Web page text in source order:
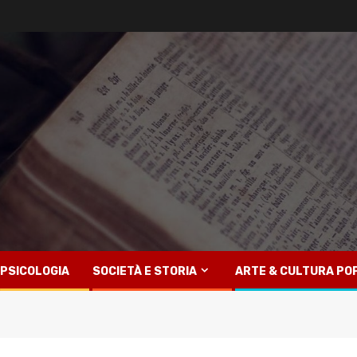
PSICOLOGIA SOCIETÀ E STORIA ARTE & CULTURA